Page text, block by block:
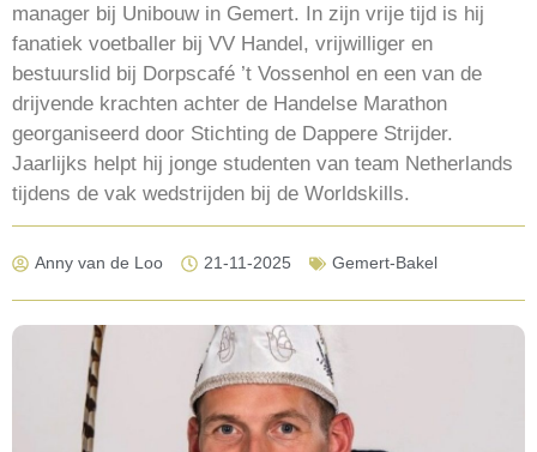
manager bij Unibouw in Gemert. In zijn vrije tijd is hij
fanatiek voetballer bij VV Handel, vrijwilliger en
bestuurslid bij Dorpscafé ’t Vossenhol en een van de
drijvende krachten achter de Handelse Marathon
georganiseerd door Stichting de Dappere Strijder.
Jaarlijks helpt hij jonge studenten van team Netherlands
tijdens de vak wedstrijden bij de Worldskills.
Anny van de Loo 21-11-2025 Gemert-Bakel